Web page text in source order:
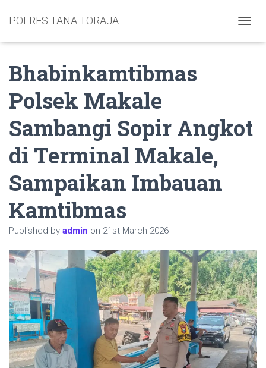
POLRES TANA TORAJA
Bhabinkamtibmas
Polsek Makale
Sambangi Sopir Angkot
di Terminal Makale,
Sampaikan Imbauan
Kamtibmas
Published by admin on 21st March 2026